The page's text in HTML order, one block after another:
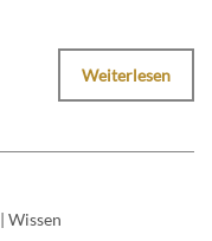
Weiterlesen
| Wissen